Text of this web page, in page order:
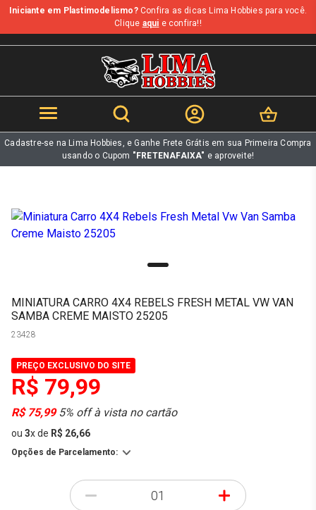
b
Iniciante em Plastimodelismo?Confira as dicas Lima Hobbies para você.
Clique aqui e confira!!
Cadastre-se na Lima Hobbies, e Ganhe Frete Grátis em sua Primeira Compra
usando o Cupom "FRETENAFAIXA" e aproveite!
MINIATURA CARRO 4X4 REBELS FRESH METAL VW VAN
SAMBA CREME MAISTO 25205
23428
PREÇO EXCLUSIVO DO SITE
R$ 79,99
R$ 75,995% off à vista no cartão
ou 3xde R$ 26,66
Opções de Parcelamento:
- +